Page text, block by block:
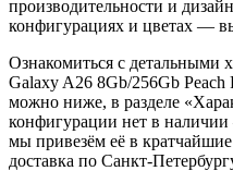
производительности и
конфигурациях и цветах —
Ознакомиться с детальными
Galaxy A26 8Gb/256Gb
можно ниже, в разделе
конфигурации нет в
мы привезём её в
доставка по Санкт-